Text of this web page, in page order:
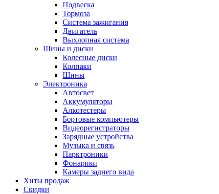
Подвеска
Тормоза
Система зажигания
Двигатель
Выхлопная система
Шины и диски
Колесные диски
Колпаки
Шины
Электроника
Автосвет
Аккумуляторы
Алкотестеры
Бортовые компьютеры
Видеорегистраторы
Зарядные устройства
Музыка и связь
Парктроники
Фонарики
Камеры заднего вида
Хиты продаж
Скидки